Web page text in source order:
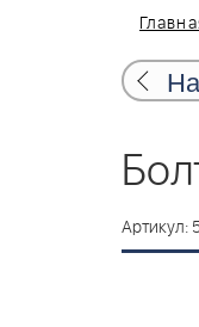
Артикул: